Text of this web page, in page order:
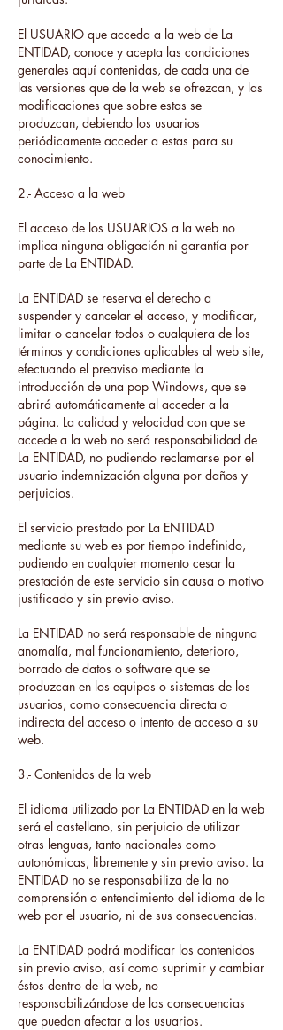
El USUARIO que acceda a la web de La
ENTIDAD, conoce y acepta las condiciones
generales aquí contenidas, de cada una de
las versiones que de la web se ofrezcan, y las
modificaciones que sobre estas se
produzcan, debiendo los usuarios
periódicamente acceder a estas para su
conocimiento.
2.- Acceso a la web
El acceso de los USUARIOS a la web no
implica ninguna obligación ni garantía por
parte de La ENTIDAD.
La ENTIDAD se reserva el derecho a
suspender y cancelar el acceso, y modificar,
limitar o cancelar todos o cualquiera de los
términos y condiciones aplicables al web site,
efectuando el preaviso mediante la
introducción de una pop Windows, que se
abrirá automáticamente al acceder a la
página. La calidad y velocidad con que se
accede a la web no será responsabilidad de
La ENTIDAD, no pudiendo reclamarse por el
usuario indemnización alguna por daños y
perjuicios.
El servicio prestado por La ENTIDAD
mediante su web es por tiempo indefinido,
pudiendo en cualquier momento cesar la
prestación de este servicio sin causa o motivo
justificado y sin previo aviso.
La ENTIDAD no será responsable de ninguna
anomalía, mal funcionamiento, deterioro,
borrado de datos o software que se
produzcan en los equipos o sistemas de los
usuarios, como consecuencia directa o
indirecta del acceso o intento de acceso a su
web.
3.- Contenidos de la web
El idioma utilizado por La ENTIDAD en la web
será el castellano, sin perjuicio de utilizar
otras lenguas, tanto nacionales como
autonómicas, libremente y sin previo aviso. La
ENTIDAD no se responsabiliza de la no
comprensión o entendimiento del idioma de la
web por el usuario, ni de sus consecuencias.
La ENTIDAD podrá modificar los contenidos
sin previo aviso, así como suprimir y cambiar
éstos dentro de la web, no
responsabilizándose de las consecuencias
que puedan afectar a los usuarios.